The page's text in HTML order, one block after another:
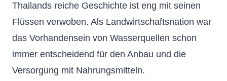
Thailands reiche Geschichte ist eng mit seinen
Flüssen verwoben. Als Landwirtschaftsnation war
das Vorhandensein von Wasserquellen schon
immer entscheidend für den Anbau und die
Versorgung mit Nahrungsmitteln.